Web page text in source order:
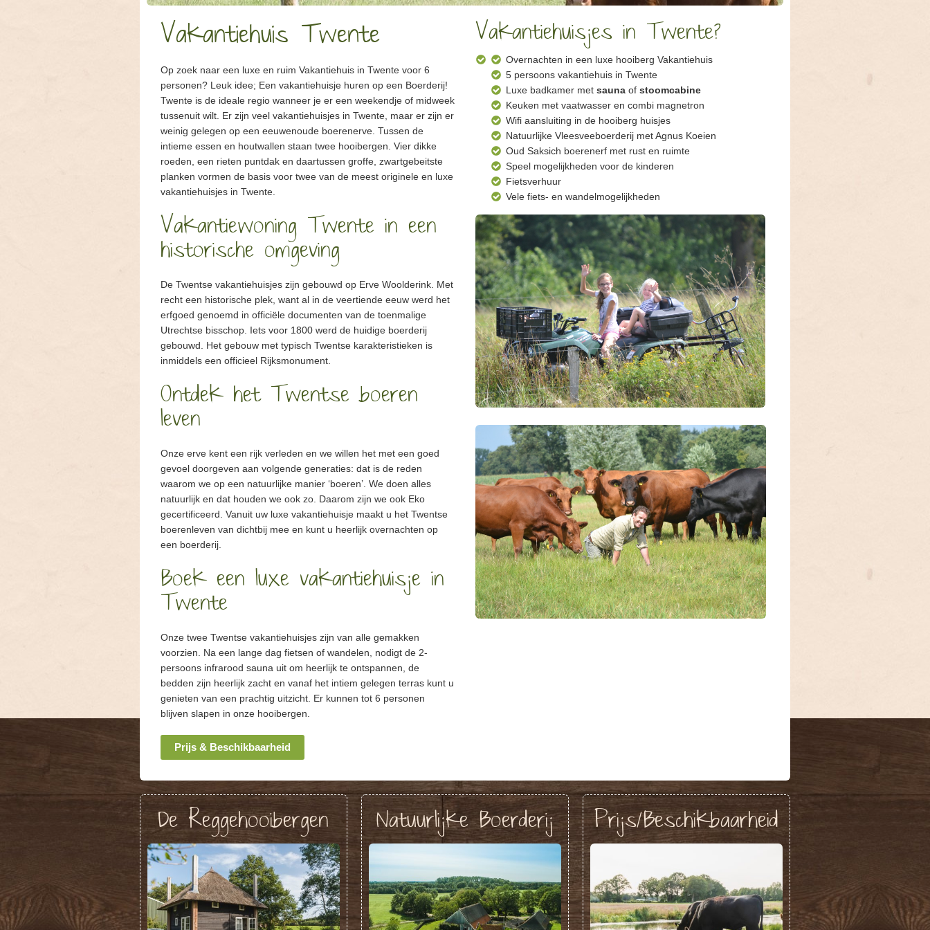
Vakantiehuis Twente
Op zoek naar een luxe en ruim Vakantiehuis in Twente voor 6
personen? Leuk idee; Een vakantiehuisje huren op een Boerderij!
Twente is de ideale regio wanneer je er een weekendje of midweek
tussenuit wilt. Er zijn veel vakantiehuisjes in Twente, maar er zijn er
weinig gelegen op een eeuwenoude boerenerve. Tussen de
intieme essen en houtwallen staan twee hooibergen. Vier dikke
roeden, een rieten puntdak en daartussen groffe, zwartgebeitste
planken vormen de basis voor twee van de meest originele en luxe
vakantiehuisjes in Twente.
Vakantiewoning Twente in een
historische omgeving
De Twentse vakantiehuisjes zijn gebouwd op Erve Woolderink. Met
recht een historische plek, want al in de veertiende eeuw werd het
erfgoed genoemd in officiële documenten van de toenmalige
Utrechtse bisschop. Iets voor 1800 werd de huidige boerderij
gebouwd. Het gebouw met typisch Twentse karakteristieken is
inmiddels een officieel Rijksmonument.
Ontdek het Twentse boeren
leven
Onze erve kent een rijk verleden en we willen het met een goed
gevoel doorgeven aan volgende generaties: dat is de reden
waarom we op een natuurlijke manier ‘boeren’. We doen alles
natuurlijk en dat houden we ook zo. Daarom zijn we ook Eko
gecertificeerd. Vanuit uw luxe vakantiehuisje maakt u het Twentse
boerenleven van dichtbij mee en kunt u heerlijk overnachten op
een boerderij.
Boek een luxe vakantiehuisje in
Twente
Onze twee Twentse vakantiehuisjes zijn van alle gemakken
voorzien. Na een lange dag fietsen of wandelen, nodigt de 2-
persoons infrarood sauna uit om heerlijk te ontspannen, de
bedden zijn heerlijk zacht en vanaf het intiem gelegen terras kunt u
genieten van een prachtig uitzicht. Er kunnen tot 6 personen
blijven slapen in onze hooibergen.
Prijs & Beschikbaarheid
Vakantiehuisjes in Twente?
Overnachten in een luxe hooiberg Vakantiehuis
5 persoons vakantiehuis in Twente
Luxe badkamer met sauna of stoomcabine
Keuken met vaatwasser en combi magnetron
Wifi aansluiting in de hooiberg huisjes
Natuurlijke Vleesveeboerderij met Agnus Koeien
Oud Saksich boerenerf met rust en ruimte
Speel mogelijkheden voor de kinderen
Fietsverhuur
Vele fiets- en wandelmogelijkheden
De Reggehooibergen Natuurlijke Boerderij Prijs/Beschikbaarheid